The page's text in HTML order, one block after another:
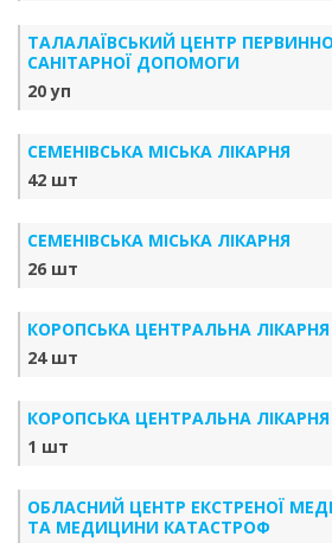
ТАЛАЛАЇВСЬКИЙ ЦЕНТР
САНІТАРНОЇ ДОПОМОГИ
20 уп
СЕМЕНІВСЬКА МІСЬКА ЛІКАРНЯ
42 шт
СЕМЕНІВСЬКА МІСЬКА ЛІКАРНЯ
26 шт
КОРОПСЬКА ЦЕНТРАЛЬНА ЛІКАРНЯ
24 шт
КОРОПСЬКА ЦЕНТРАЛЬНА ЛІКАРНЯ
1 шт
ОБЛАСНИЙ ЦЕНТР ЕКСТРЕНОЇ
ТА МЕДИЦИНИ КАТАСТРОФ